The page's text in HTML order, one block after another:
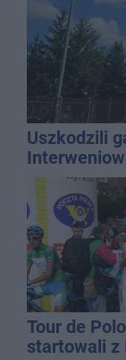
Uszkodzili
Tour de
startowali z